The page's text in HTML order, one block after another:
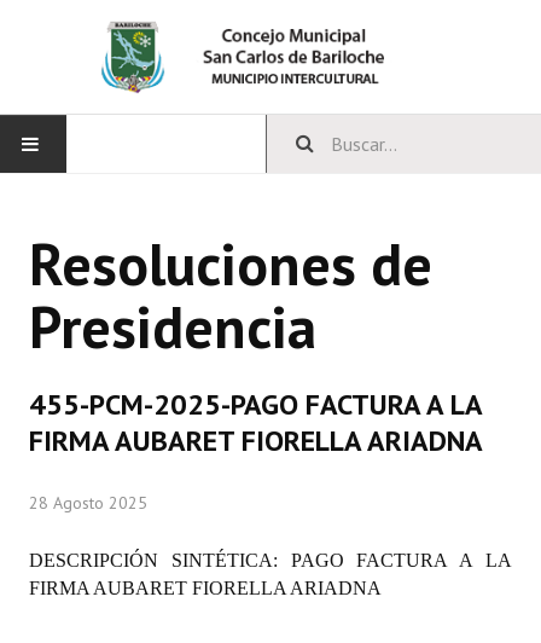
CONCEJO
Bloques Políticos
Comisiones Permanentes
Concejales Mandato Cumplido
Programas
Resoluciones de
Presidencia
455-PCM-2025-PAGO FACTURA A LA
FIRMA AUBARET FIORELLA ARIADNA
28 Agosto 2025
DESCRIPCIÓN SINTÉTICA: PAGO FACTURA A LA
FIRMA AUBARET FIORELLA ARIADNA